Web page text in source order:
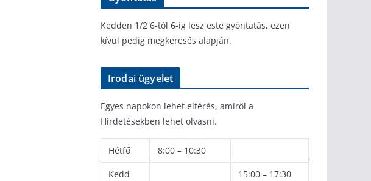
Kedden 1/2 6-tól 6-ig lesz este gyóntatás, ezen
kívül pedig megkeresés alapján.
Irodai ügyelet
Egyes napokon lehet eltérés, amiről a
Hirdetésekben lehet olvasni.
Hétfő 8:00 – 10:30
Kedd 15:00 – 17:30